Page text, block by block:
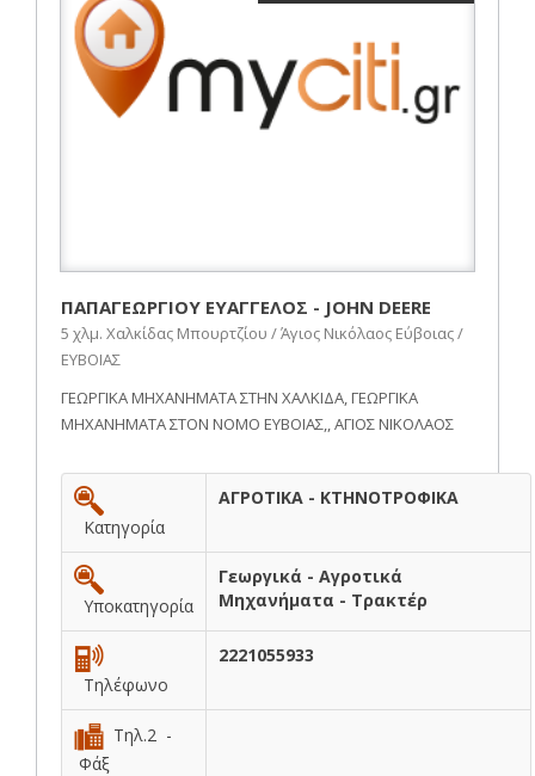
ΠΑΠΑΓΕΩΡΓΙΟΥ ΕΥΑΓΓΕΛΟΣ - JOHN DEERE
5 χλμ. Χαλκίδας Μπουρτζίου / Άγιος Νικόλαος Εύβοιας /
ΕΥΒΟΙΑΣ
ΓΕΩΡΓΙΚΑ ΜΗΧΑΝΗΜΑΤΑ ΣΤΗΝ ΧΑΛΚΙΔΑ, ΓΕΩΡΓΙΚΑ
ΜΗΧΑΝΗΜΑΤΑ ΣΤΟΝ ΝΟΜΟ ΕΥΒΟΙΑΣ,, ΑΓΙΟΣ ΝΙΚΟΛΑΟΣ
Κατηγορία
ΑΓΡΟΤΙΚΑ - ΚΤΗΝΟΤΡΟΦΙΚΑ
Υποκατηγορία
Γεωργικά - Αγροτικά
Μηχανήματα - Τρακτέρ
Τηλέφωνο
2221055933
Τηλ.2 -
Φάξ